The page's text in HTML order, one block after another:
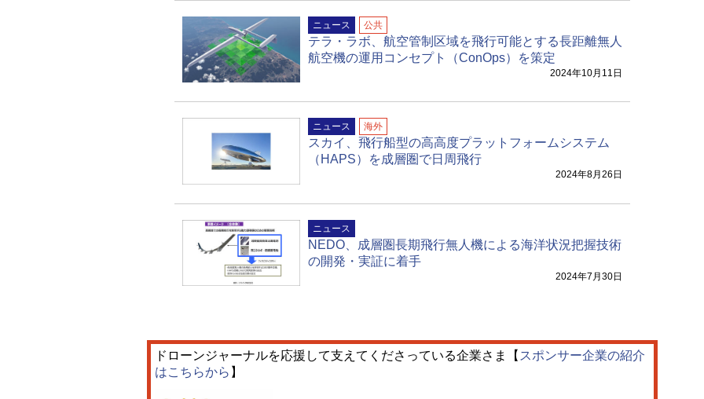
ニュース 公共
テラ・ラボ、航空管制区域を飛行可能とする長距離無人
航空機の運用コンセプト（ConOps）を策定
2024年10月11日
ニュース 海外
スカイ、飛行船型の高高度プラットフォームシステム
（HAPS）を成層圏で日周飛行
2024年8月26日
ニュース
NEDO、成層圏長期飛行無人機による海洋状況把握技術
の開発・実証に着手
2024年7月30日
ドローンジャーナルを応援して支えてくださっている企業さま【 スポンサー企業の紹介
はこちらから 】